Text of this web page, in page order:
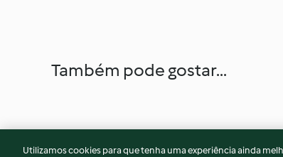
Também pode gostar...
Utilizamos cookies para que tenha uma experiência ainda